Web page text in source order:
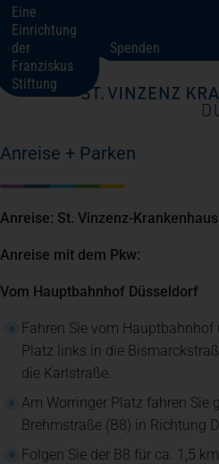
Eine
Einrichtung
der
Franziskus
Stiftung
Spenden
St. Vinzenz-Krankenhaus
Karriere
Kontakt
+ Helfen
Anreise + Parken
Anreise: St. Vinzenz-
Anreise mit dem Pkw:
Vom Hauptbahnhof Düsseldorf
Fahren Sie vom Hauptbahnhof
Platz links in die
die Karlstraße.
Am Worringer Platz fahren Sie
Brehmstraße (B8) in Richtung
Folgen Sie der B8 für ca. 1,5